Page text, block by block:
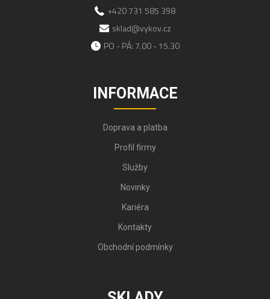
+420 731 585 398
sklad@vykov.cz
PO - PÁ: 7.00 - 15.30
INFORMACE
Doprava a platba
Profil firmy
Služby
Novinky
Kariéra
Kontakty
Obchodní podmínky